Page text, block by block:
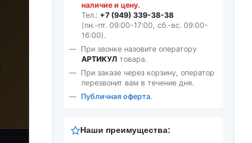
наличие и цену.
Тел.: +7 (949) 339-38-38
(пн.-пт. 09:00-17:00, сб.-вс. 09:00-
16:00).
При звонке назовите оператору
АРТИКУЛ товара.
При заказе через корзину, оператор
перезвонит вам в течение дня.
Публичная оферта.
Наши преимущества: